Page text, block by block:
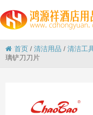
首页 /清洁用品 /清洁工
璃铲刀刀片